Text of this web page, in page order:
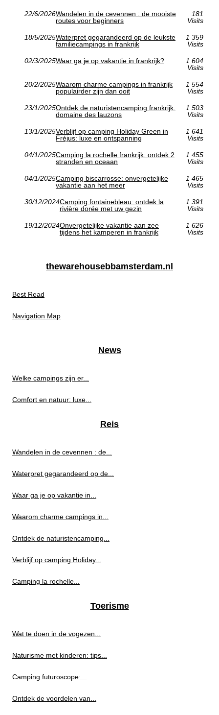
22/6/2026Wandelen in de cevennen : de mooiste
routes voor beginners
181
Visits
18/5/2025Waterpret gegarandeerd op de leukste
familiecampings in frankrijk
1 359
Visits
02/3/2025Waar ga je op vakantie in frankrijk?
1 604
Visits
20/2/2025Waarom charme campings in frankrijk
populairder zijn dan ooit
1 554
Visits
23/1/2025Ontdek de naturistencamping frankrijk:
domaine des lauzons
1 503
Visits
13/1/2025Verblijf op camping Holiday Green in
Fréjus: luxe en ontspanning
1 641
Visits
04/1/2025Camping la rochelle frankrijk: ontdek 2
stranden en oceaan
1 455
Visits
04/1/2025Camping biscarrosse: onvergetelijke
vakantie aan het meer
1 465
Visits
30/12/2024Camping fontainebleau: ontdek la
rivière dorée met uw gezin
1 391
Visits
19/12/2024Onvergetelijke vakantie aan zee
tijdens het kamperen in frankrijk
1 626
Visits
thewarehousebbamsterdam.nl
Best Read
Navigation Map
News
Welke campings zijn er...
Comfort en natuur: luxe...
Reis
Wandelen in de cevennen : de...
Waterpret gegarandeerd op de...
Waar ga je op vakantie in...
Waarom charme campings in...
Ontdek de naturistencamping...
Verblijf op camping Holiday...
Camping la rochelle...
Toerisme
Wat te doen in de vogezen...
Naturisme met kinderen: tips...
Camping futuroscope:...
Ontdek de voordelen van...